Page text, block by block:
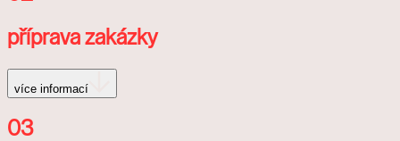
příprava zakázky
více informací
03